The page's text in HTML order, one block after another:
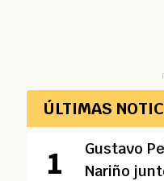
ÚLTIMAS
Gustavo
Nariño